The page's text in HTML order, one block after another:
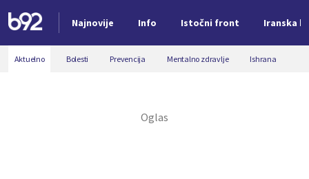
Najnovije Info Istočni front Iranska
Nova vest
Aktuelno Bolesti Prevencija Mentalno zdravlje Ishrana